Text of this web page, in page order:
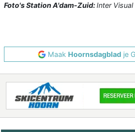
Foto's Station A'dam-Zuid:Inter
Maak Hoornsdagbladje